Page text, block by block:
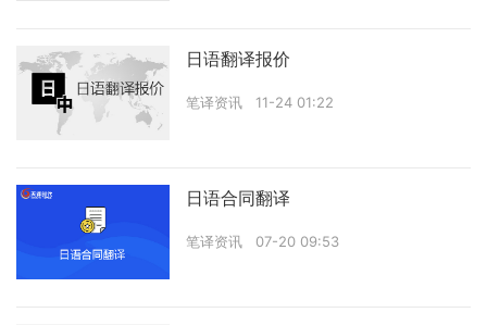
日语翻译报价
笔译资讯 11-24 01:22
日语合同翻译
笔译资讯 07-20 09:53